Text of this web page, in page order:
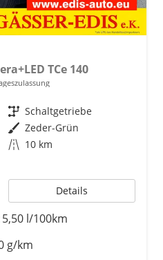
TCe 140
Getriebe Schaltgetriebe
Außenfarbe Zeder-Grün
Kilometerstand 10 km
Details
5,50 l/100km
g/km